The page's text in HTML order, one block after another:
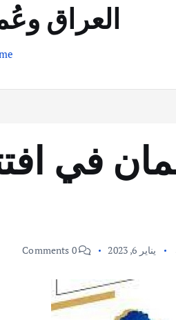
العراق
في
يناير 6, 2023 0 Comments